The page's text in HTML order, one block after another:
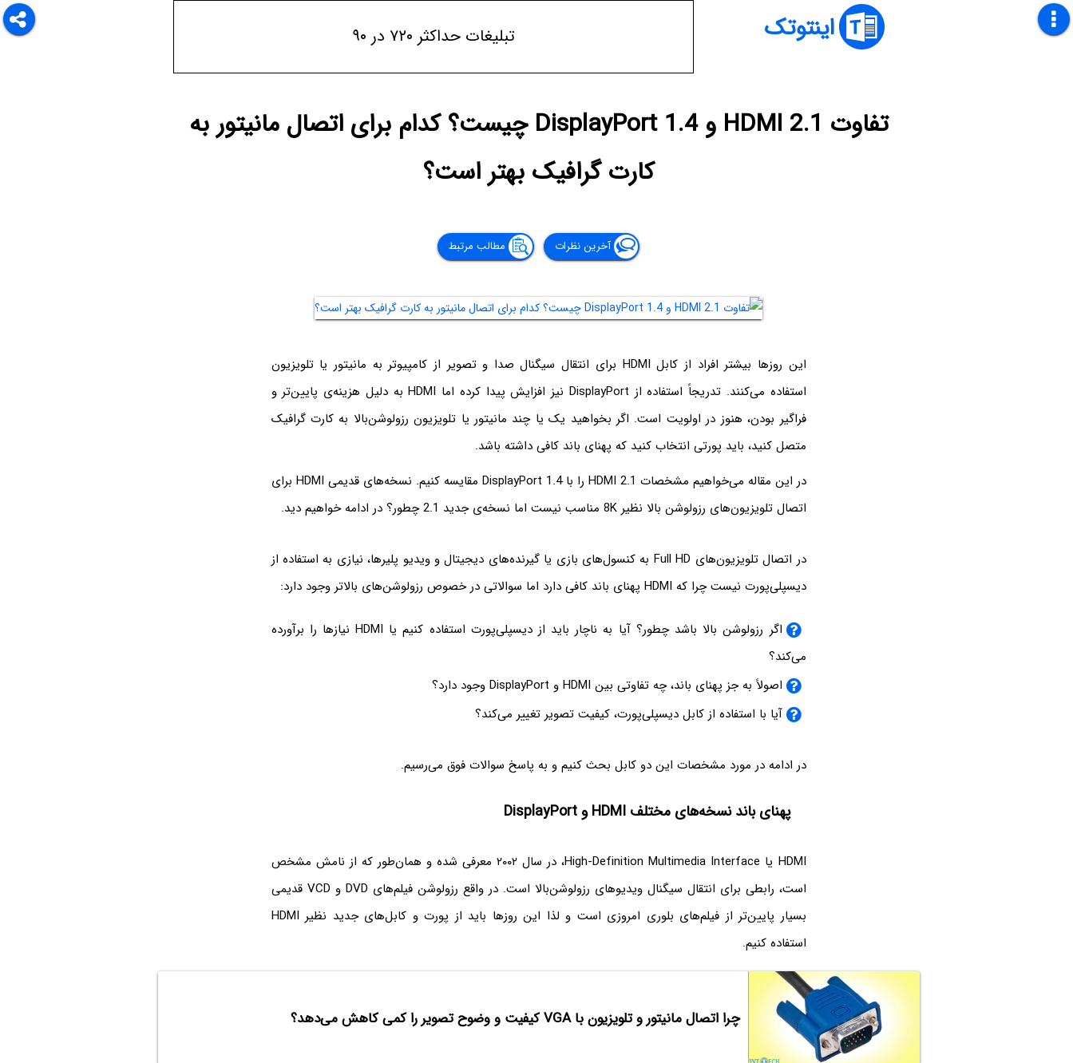
اینتوتک تبلیغات حداکثر ۷۲۰ در ۹۰
تفاوت HDMI 2.1 و DisplayPort 1.4 چیست؟ کدام برای اتصال مانیتور به
کارت گرافیک بهتر است؟
آخرین نظرات مطالب مرتبط
این روزها بیشتر افراد از کابل HDMI برای انتقال سیگنال صدا و تصویر از کامپیوتر به مانیتور یا تلویزیون
استفاده می‌کنند. تدریجاً استفاده از DisplayPort نیز افزایش پیدا کرده اما HDMI به دلیل هزینه‌ی پایین‌تر و
فراگیر بودن، هنوز در اولویت است. اگر بخواهید یک یا چند مانیتور یا تلویزیون رزولوشن‌بالا به کارت گرافیک
متصل کنید، باید پورتی انتخاب کنید که پهنای باند کافی داشته باشد.
در این مقاله می‌خواهیم مشخصات HDMI 2.1 را با DisplayPort 1.4 مقایسه کنیم. نسخه‌های قدیمی HDMI برای
اتصال تلویزیون‌های رزولوشن بالا نظیر 8K مناسب نیست اما نسخه‌ی جدید 2.1 چطور؟ در ادامه خواهیم دید.
در اتصال تلویزیون‌های Full HD به کنسول‌های بازی یا گیرنده‌های دیجیتال و ویدیو پلیرها، نیازی به استفاده از
دیسپلی‌پورت نیست چرا که HDMI پهنای باند کافی دارد اما سوالاتی در خصوص رزولوشن‌های بالاتر وجود دارد:
اگر رزولوشن بالا باشد چطور؟ آیا به ناچار باید از دیسپلی‌پورت استفاده کنیم یا HDMI نیازها را برآورده
می‌کند؟
اصولاً به جز پهنای باند، چه تفاوتی بین HDMI و DisplayPort وجود دارد؟
آیا با استفاده از کابل دیسپلی‌پورت، کیفیت تصویر تغییر می‌کند؟
در ادامه در مورد مشخصات این دو کابل بحث کنیم و به پاسخ سوالات فوق می‌رسیم.
پهنای باند نسخه‌های مختلف HDMI و DisplayPort
HDMI یا High-Definition Multimedia Interface، در سال ۲۰۰۲ معرفی شده و همان‌طور که از نامش مشخص
است، رابطی برای انتقال سیگنال ویدیوهای رزولوشن‌بالا است. در واقع رزولوشن فیلم‌های DVD و VCD قدیمی
بسیار پایین‌تر از فیلم‌های بلوری امروزی است و لذا این روزها باید از پورت و کابل‌های جدید نظیر HDMI
استفاده کنیم.
چرا اتصال مانیتور و تلویزیون با VGA کیفیت و وضوح تصویر را کمی کاهش می‌دهد؟